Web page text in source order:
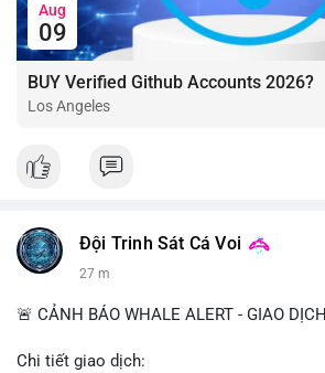
Aug
09
BUY Verified Github Accounts 2026?
Los Angeles
Đội Trinh Sát Cá Voi
27 m
🚨 CẢNH BÁO WHALE ALERT - GIAO
Chi tiết giao dịch: